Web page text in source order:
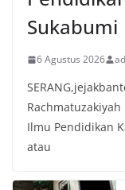
Sukabumi
6 Agustus 2026
Ilmu Pendidikan
atau